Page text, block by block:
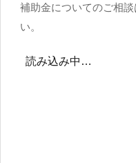
補助金についてのご相
い。